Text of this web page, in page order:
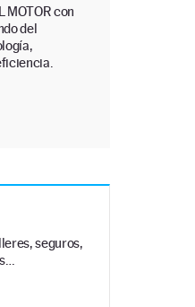
MOTOR con
del
seguros,